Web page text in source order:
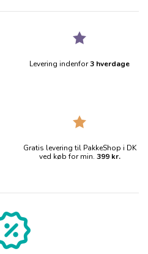
Levering indenfor3 hverdage
Gratis levering til PakkeShop i DK
ved køb for min. 399 kr.